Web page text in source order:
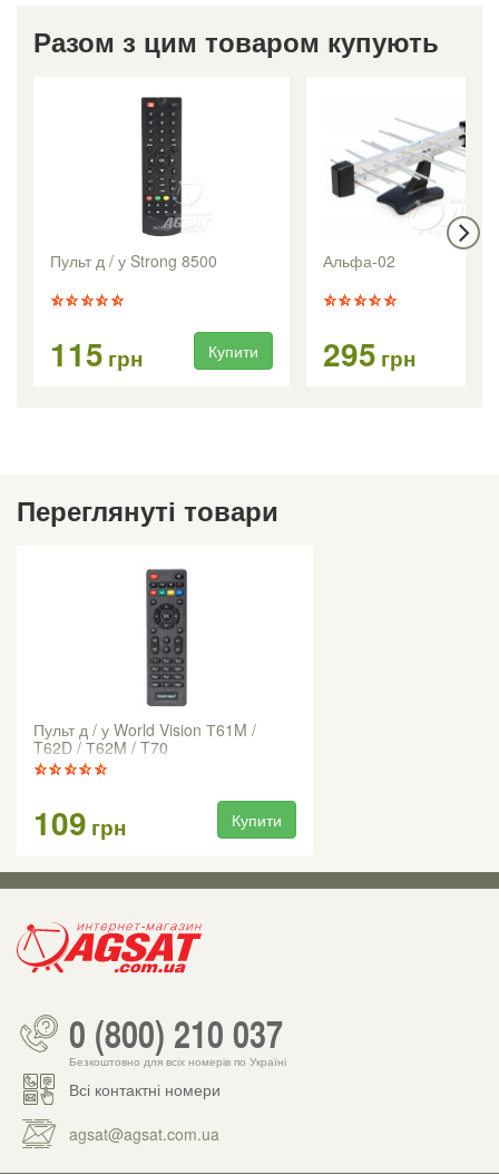
Разом з цим товаром купують
Пульт д / у Strong 8500
115 грн Купити
Альфа-02
295 грн
Переглянуті товари
Пульт д / у World Vision Т61M /
T62D / Т62M / T70
109 грн Купити
0 (800) 210 037
Безкоштовно для всіх номерів по Україні
Всі контактні номери
agsat@agsat.com.ua